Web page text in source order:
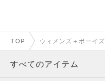
TOP ウィメンズ＋ボーイズ
すべてのアイテム